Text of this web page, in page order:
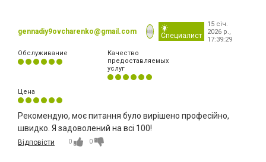
gennadiy9ovcharenko@gmail.com Специалист
15 січ.
2026 р.,
17:39:29
Обслуживание
Качество
предоставляемых
услуг
Цена
Рекомендую, моє питання було вирішено професійно,
швидко. Я задоволений на всі 100!
Відповісти 0 0